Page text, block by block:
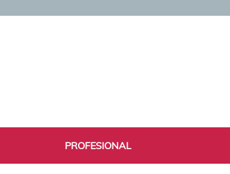
PROFESIONAL